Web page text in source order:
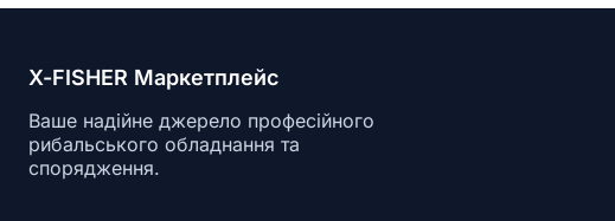
X-FISHER Маркетплейс
Ваше надійне джерело професійного
рибальського обладнання та
спорядження.